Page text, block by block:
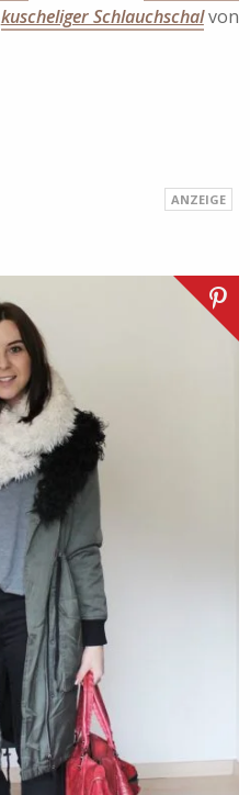
kuscheliger Schlauchschalvon